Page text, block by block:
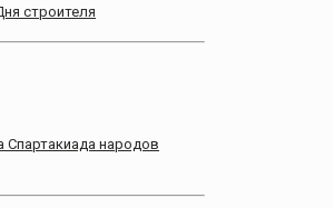
строителя
Спартакиада народов